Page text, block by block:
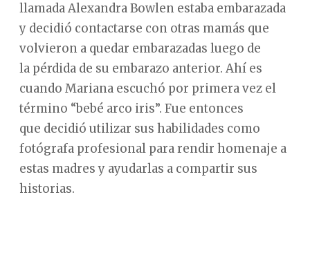
llamada Alexandra Bowlen estaba embarazada
y decidió contactarse con otras mamás que
volvieron a quedar embarazadas luego de
la pérdida de su embarazo anterior. Ahí es
cuando Mariana escuchó por primera vez el
término “bebé arco iris”. Fue entonces
que decidió utilizar sus habilidades como
fotógrafa profesional para rendir homenaje a
estas madres y ayudarlas a compartir sus
historias.